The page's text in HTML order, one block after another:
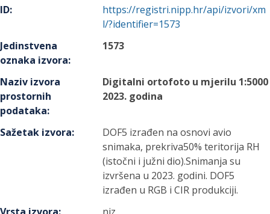
ID:
https://registri.nipp.hr/api/izvori/xm
l/?identifier=1573
Jedinstvena
oznaka izvora:
1573
Naziv izvora
prostornih
podataka:
Digitalni ortofoto u mjerilu 1:5000
2023. godina
Sažetak izvora:
DOF5 izrađen na osnovi avio
snimaka, prekriva50% teritorija RH
(istočni i južni dio).Snimanja su
izvršena u 2023. godini. DOF5
izrađen u RGB i CIR produkciji.